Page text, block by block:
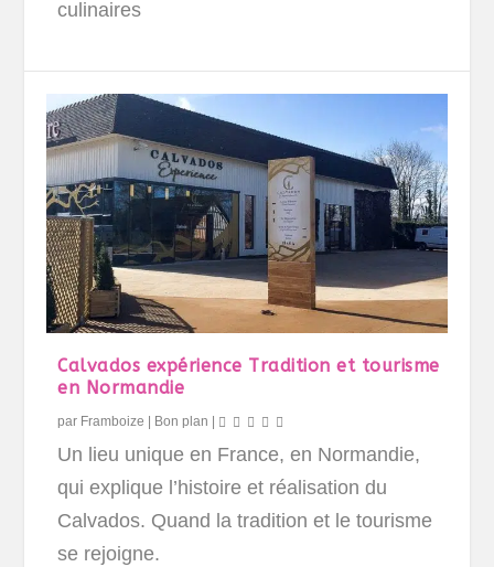
culinaires
Calvados expérience Tradition et tourisme
en Normandie
par Framboize Bon plan
Un lieu unique en France, en Normandie,
qui explique l’histoire et réalisation du
Calvados. Quand la tradition et le tourisme
se rejoigne.